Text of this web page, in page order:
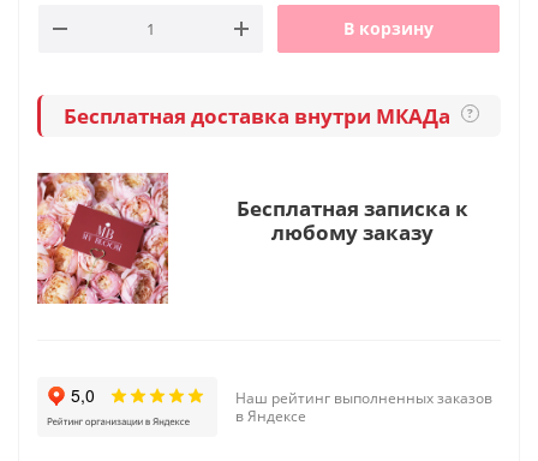
В корзину
Бесплатная доставка внутри МКАДа ?
Бесплатная записка к
любому заказу
Наш рейтинг выполненных заказов
в Яндексе